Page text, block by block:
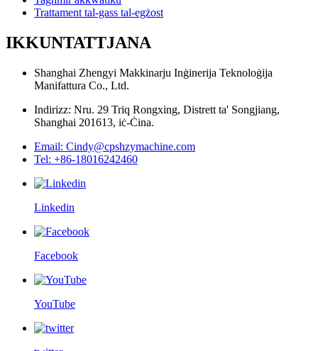
Trattament tal-gass tal-egżost
IKKUNTATTJANA
Shanghai Zhengyi Makkinarju Inġinerija Teknoloġija
Manifattura Co., Ltd.
Indirizz: Nru. 29 Triq Rongxing, Distrett ta' Songjiang,
Shanghai 201613, iċ-Ċina.
Email: Cindy@cpshzymachine.com
Tel: +86-18016242460
Linkedin
Facebook
YouTube